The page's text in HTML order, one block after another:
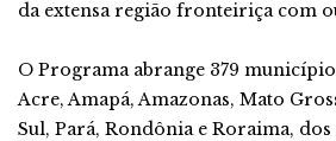
da extensa região fronteiriça com
O Programa abrange 379
Acre, Amapá, Amazonas, Mato
Sul, Pará, Rondônia e Roraima, dos